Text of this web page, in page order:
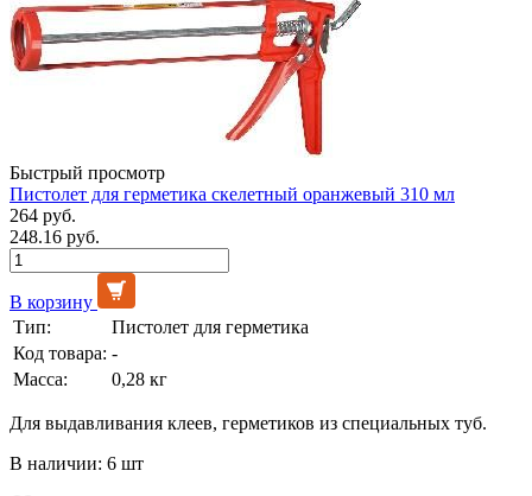
Быстрый просмотр
Пистолет для герметика скелетный оранжевый 310 мл
264 руб.
248.16 руб.
В корзину
Тип:
Пистолет для герметика
Код товара: -
Масса:
0,28 кг
Для выдавливания клеев, герметиков из специальных туб.
В наличии: 6 шт